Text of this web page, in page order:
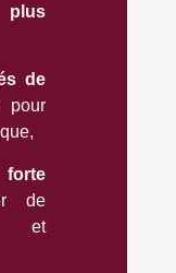
de
pour
de
et